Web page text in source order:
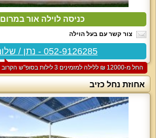
כניסה לוילה אור במרום
צור קשר עם בעל הוילה
052-9126285 - נתן / שלומית
החל מ-‏12000 ₪ ללילה למזמינים 3 לילות בסופ"ש הקרוב
אחוזת נחל כזיב